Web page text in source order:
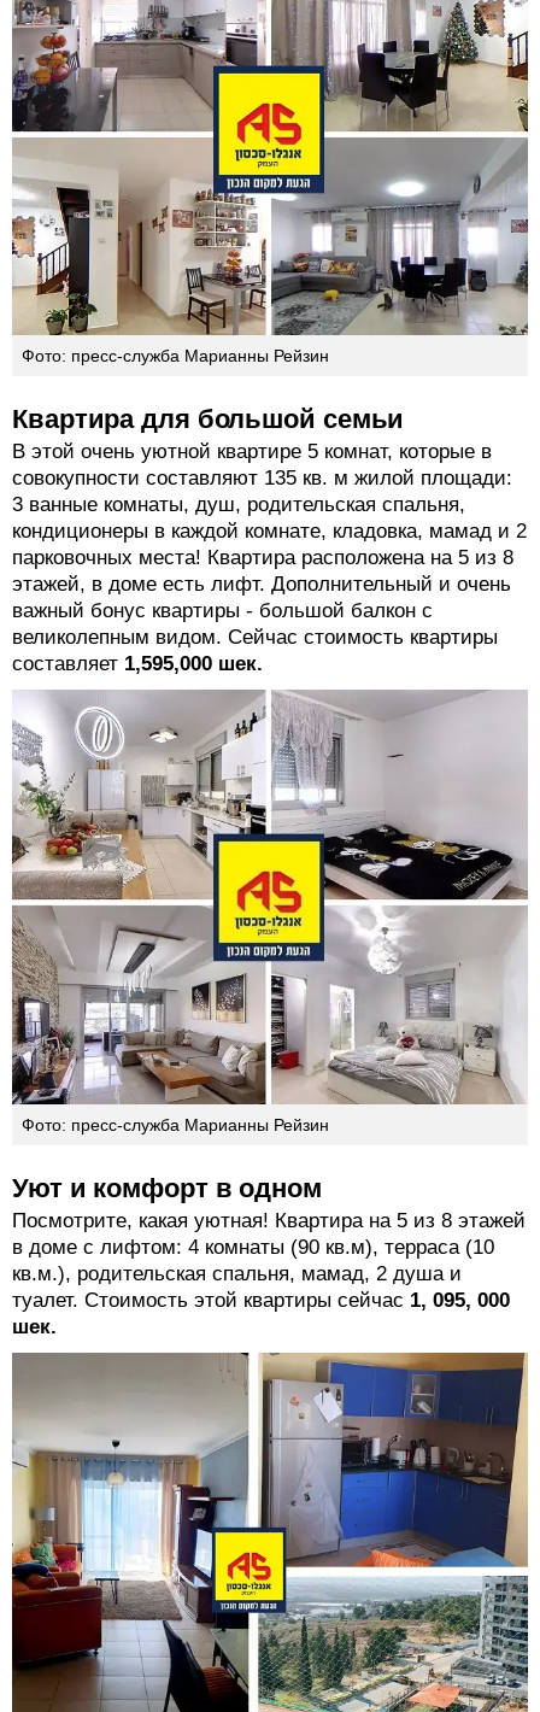
Фото: пресс-служба Марианны Рейзин
Квартира для большой семьи
В этой очень уютной квартире 5 комнат, которые в
совокупности составляют 135 кв. м жилой площади:
3 ванные комнаты, душ, родительская спальня,
кондиционеры в каждой комнате, кладовка, мамад и 2
парковочных места! Квартира расположена на 5 из 8
этажей, в доме есть лифт. Дополнительный и очень
важный бонус квартиры - большой балкон с
великолепным видом. Сейчас стоимость квартиры
составляет 1,595,000 шек.
Фото: пресс-служба Марианны Рейзин
Уют и комфорт в одном
Посмотрите, какая уютная! Квартира на 5 из 8 этажей
в доме с лифтом: 4 комнаты (90 кв.м), терраса (10
кв.м.), родительская спальня, мамад, 2 душа и
туалет. Стоимость этой квартиры сейчас 1, 095, 000
шек.